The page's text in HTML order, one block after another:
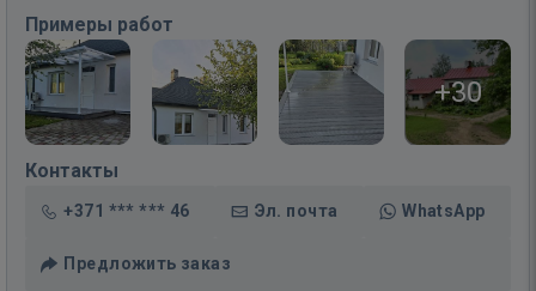
Примеры работ
+30
Контакты
+371 *** *** 46 Эл. почта WhatsApp
Предложить заказ